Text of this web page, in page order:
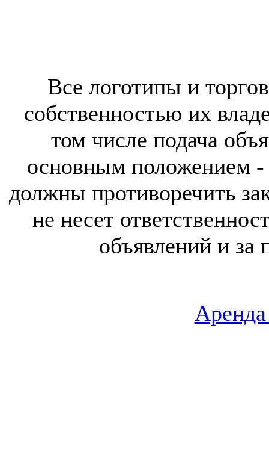
Все логотипы и
собственностью их
том числе подача
основным положением -
должны противоречить
не несет
объявлений и за